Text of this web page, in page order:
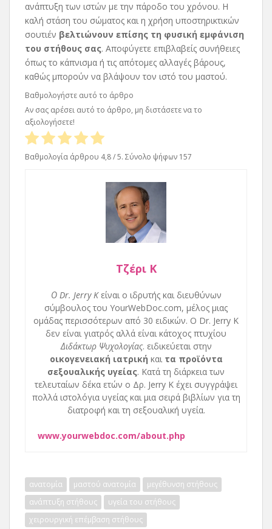
ανάπτυξη των ιστών με την πάροδο του χρόνου. Η
καλή στάση του σώματος και η χρήση υποστηρικτικών
σουτιέν βελτιώνουν επίσης τη φυσική εμφάνιση
του στήθους σας. Αποφύγετε επιβλαβείς συνήθειες
όπως το κάπνισμα ή τις απότομες αλλαγές βάρους,
καθώς μπορούν να βλάψουν τον ιστό του μαστού.
Βαθμολογήστε αυτό το άρθρο
Αν σας αρέσει αυτό το άρθρο, μη διστάσετε να το
αξιολογήσετε!
Βαθμολογία άρθρου 4,8/ 5. Σύνολο ψήφων 157
Τζέρι Κ
Ο Dr. Jerry Kείναι ο ιδρυτής και διευθύνων
σύμβουλος του YourWebDoc.com, μέλος μιας
ομάδας περισσότερων από 30 ειδικών. Ο Dr. Jerry K
δεν είναι γιατρός αλλά είναι κάτοχος πτυχίου
Διδάκτωρ Ψυχολογίας. ειδικεύεται στην
οικογενειακή ιατρική και τα προϊόντα
σεξουαλικής υγείας. Κατά τη διάρκεια των
τελευταίων δέκα ετών ο Δρ. Jerry K έχει συγγράψει
πολλά ιστολόγια υγείας και μια σειρά βιβλίων για τη
διατροφή και τη σεξουαλική υγεία.
www.yourwebdoc.com/about.php
ανατομία μαστού ανατομία
μεγέθυνση στήθους
ανάπτυξη στήθους
υγεία του στήθους
χειρουργική επέμβαση στήθους